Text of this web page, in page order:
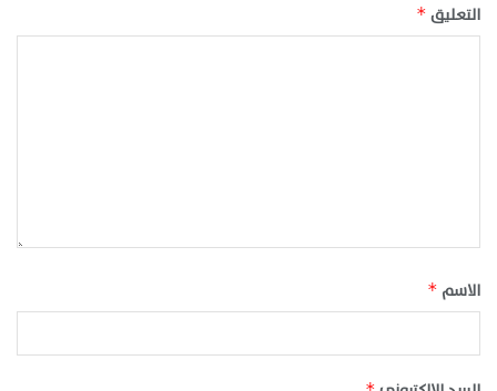
التعليق *
الاسم *